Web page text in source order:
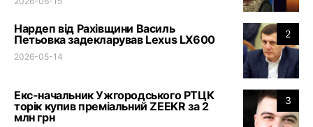
2
Нардеп від Рахівщини Василь
Петьовка задекларував Lexus LX600
2026-05-14
3
Екс-начальник Ужгородського РТЦК
торік купив преміальний ZEEKR за 2
млн грн